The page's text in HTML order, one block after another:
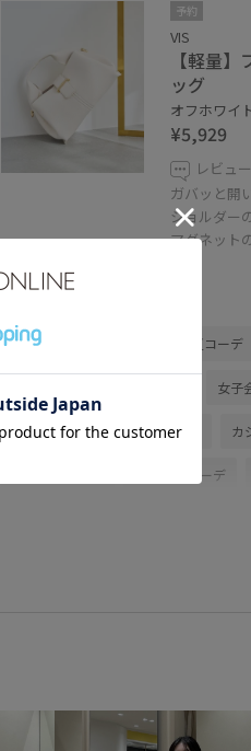
予約
VIS
【軽量
ッグ
オフホワイ
¥5,929
レビュー
ガバッと開
ショルダー
マグネット
関連タグ
春コーデ 夏コーデ
女子
パンツスタイル 体型カバー カ
きれいめコーデ
オシャレに見える